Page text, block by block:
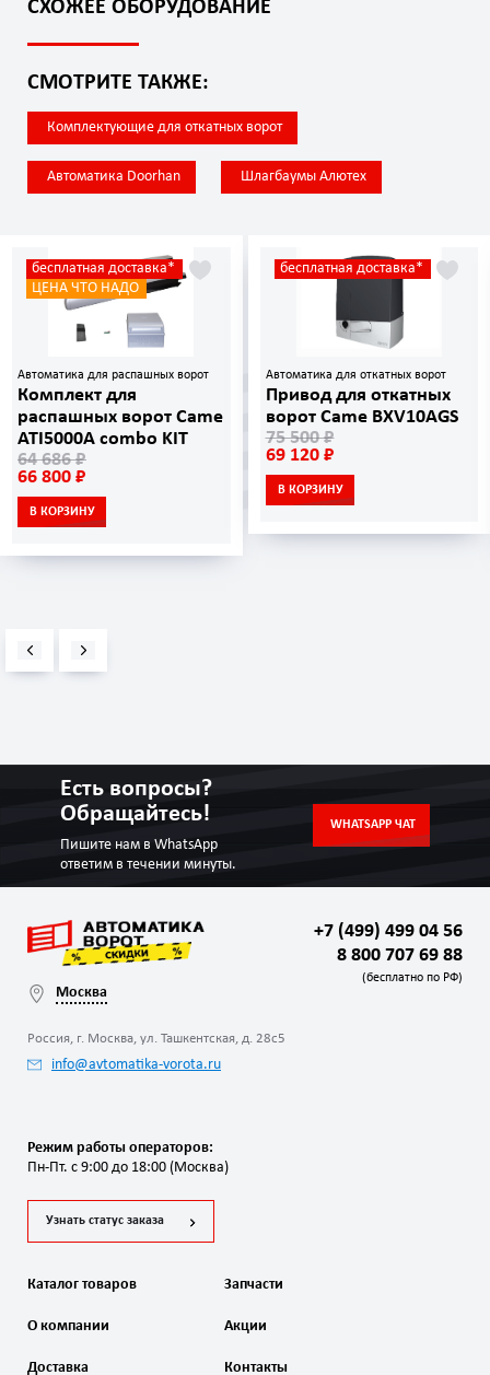
СХОЖЕЕ ОБОРУДОВАНИЕ
СМОТРИТЕ ТАКЖЕ:
Комплектующие для откатных ворот
Автоматика Doorhan Шлагбаумы Алютех
бесплатная доставка*
ЦЕНА ЧТО НАДО
Автоматика для распашных ворот
Комплект для
распашных ворот Came
ATI5000A combo KIT
64 686 ₽
66 800 ₽
В КОРЗИНУ
бесплатная доставка*
Автоматика для откатных ворот
Привод для откатных
ворот Came BXV10AGS
75 500 ₽
69 120 ₽
В КОРЗИНУ
Есть вопросы?
Обращайтесь!
Пишите нам в WhatsApp
ответим в течении минуты.
WHATSAPP ЧАТ
Москва
Россия, г. Москва, ул. Ташкентская, д. 28с5
info@avtomatika-vorota.ru
+7 (499) 499 04 56
8 800 707 69 88
(бесплатно по РФ)
Режим работы операторов:
Пн-Пт. с 9:00 до 18:00 (Москва)
Узнать статус заказа
Каталог товаров Запчасти
О компании
Доставка
Акции
Контакты